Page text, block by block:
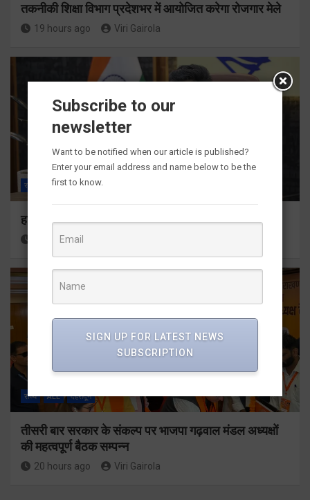
तकनीकी शिक्षा विभाग प्रदेशभर में आयोजित करेगा रोजगार मेले
19 hours ago Viri Gairola
राज्य ALL देहरादून
हर घर तिरंगा अभियान को जन-जन तक पहुंचाने की तैयारी
19 hours ago
राज्य ALL देहरादून
तीसरी बार सरकार के संकल्प पर भाजपा गढ़वाल मंडल अध्यक्षों
की महत्वपूर्ण बैठक सम्पन्न
20 hours ago Viri Gairola
Subscribe to our
newsletter
Want to be notified when our article is published?
Enter your email address and name below to be the
first to know.
SIGN UP FOR LATEST NEWS
SUBSCRIPTION